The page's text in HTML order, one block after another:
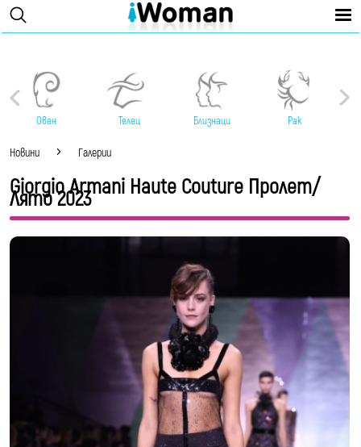
Овен Телец Близнаци Рак
Новини Галерии
Giorgio Armani Haute Couture Пролет/
Лято 2023
Джорджо Армани представи на Седмицата на
висшата мода в Париж колекция вечерни
тоалети за марката "Армани Приве" с
традиционния мотив арлекин с ромбове в
бледи пастелни цветове. Снимки: Getty
Images